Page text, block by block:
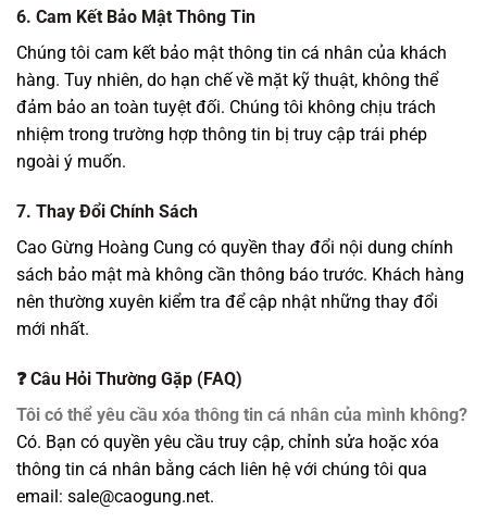
6. Cam Kết Bảo Mật Thông Tin
Chúng tôi cam kết bảo mật thông tin cá nhân của khách
hàng. Tuy nhiên, do hạn chế về mặt kỹ thuật, không thể
đảm bảo an toàn tuyệt đối. Chúng tôi không chịu trách
nhiệm trong trường hợp thông tin bị truy cập trái phép
ngoài ý muốn.
7. Thay Đổi Chính Sách
Cao Gừng Hoàng Cung có quyền thay đổi nội dung chính
sách bảo mật mà không cần thông báo trước. Khách hàng
nên thường xuyên kiểm tra để cập nhật những thay đổi
mới nhất.
❓ Câu Hỏi Thường Gặp (FAQ)
Tôi có thể yêu cầu xóa thông tin cá nhân của mình không?
Có. Bạn có quyền yêu cầu truy cập, chỉnh sửa hoặc xóa
thông tin cá nhân bằng cách liên hệ với chúng tôi qua
email: sale@caogung.net.